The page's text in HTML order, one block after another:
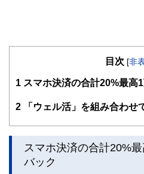
目次 [非
1 スマホ決済の合計20%最高
2 「ウェル活」を組み合わせ
スマホ決済の合計20%
バック